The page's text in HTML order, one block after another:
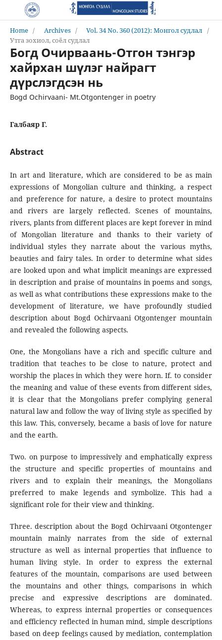
Home / Archives / Vol. 34 No. 360 (2012): Монгол судлал /
Утга зохиол, соёл судлал
Богд Очирваань-Отгон тэнгэр
хайрхан шүлэг найрагт
дүрслэгдсэн нь
Bogd Ochirvaani- Mt.Otgontenger in poetry
Галбаяр Г.
Abstract
In art and literature, which are considered to be as main
expressions of Mongolian culture and thinking, a respect
and preference for nature, a desire to protect mountains
and rivers are largely reflected. Scenes of mountains,
rivers, plants from different places are kept forever in mind
of Mongolian literature and thanks to their variety of
individual styles they narrate about the various myths,
beauties and fairy tales. In order to determine what sides
are looked upon and what implicit meanings are expressed
in description and praise of mountains in poems and songs,
as well as what contributions these expressions make to the
development of literature, we have profoundly studied
description about Bogd Ochirvaani Otgontenger mountain
and revealed the following aspects.
One, the Mongolians have a rich and specific culture and
tradition that teaches to be close to nature, protect and
worship the places in which they were horn. If. to consider
the meaning and value of these events from different sides,
it is clear that the Mongolians prefer complying general
natural law and follow the way of living style as specified by
this law. This, conversely, became a basis of love for nature
and the earth.
Two. on purpose to impressively and emphatically express
the structure and specific properties of mountains and
rivers and to explain their meanings, the Mongolians
preferred to make legends and symbolize. This had a
significant role for their view and thinking.
Three. description about the Bogd Ochirvaani Otgontenger
mountain mainly narrates from the side of external
structure as well as internal properties that influence to
human living style. In order to express the external
features of the mountain, comparisons are used between
the mountains and other things, comparisons in which
precise and expressive descriptions are dominated.
Whereas, to express internal properties or consequences
and efficiency reflected in human mind, simple descriptions
based on deep feelings caused by mediation, contemplation